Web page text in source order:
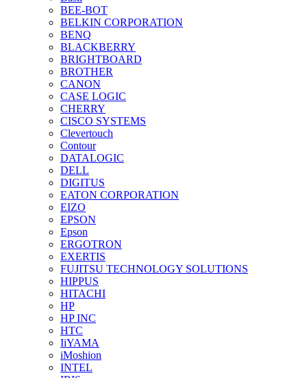
BEE-BOT
BELKIN CORPORATION
BENQ
BLACKBERRY
BRIGHTBOARD
BROTHER
CANON
CASE LOGIC
CHERRY
CISCO SYSTEMS
Clevertouch
Contour
DATALOGIC
DELL
DIGITUS
EATON CORPORATION
EIZO
EPSON
Epson
ERGOTRON
EXERTIS
FUJITSU TECHNOLOGY SOLUTIONS
HIPPUS
HITACHI
HP
HP INC
HTC
IiYAMA
iMoshion
INTEL